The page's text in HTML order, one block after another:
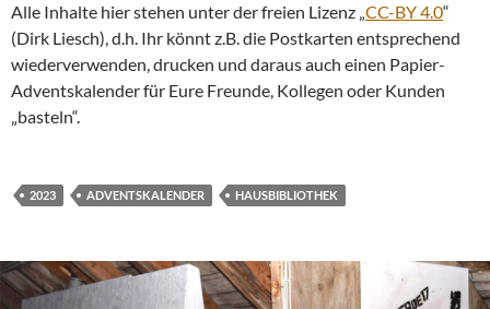
Alle Inhalte hier stehen unter der freien Lizenz „CC-BY 4.0“
(Dirk Liesch), d.h. Ihr könnt z.B. die Postkarten entsprechend
wiederverwenden, drucken und daraus auch einen Papier-
Adventskalender für Eure Freunde, Kollegen oder Kunden
„basteln“.
2023 ADVENTSKALENDER HAUSBIBLIOTHEK